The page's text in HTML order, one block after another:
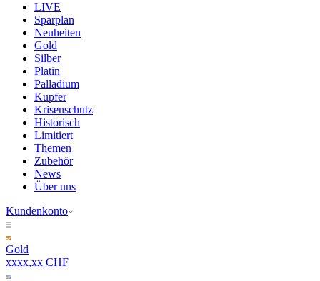
LIVE
Sparplan
Neuheiten
Gold
Silber
Platin
Palladium
Kupfer
Krisenschutz
Historisch
Limitiert
Themen
Zubehör
News
Über uns
Kundenkonto
Gold
xxxx,xx CHF